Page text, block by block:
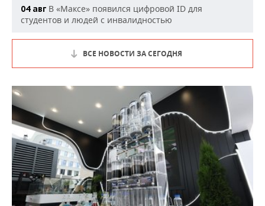
04 авг В «Максе» появился цифровой ID для
студентов и людей с инвалидностью
ВСЕ НОВОСТИ ЗА СЕГОДНЯ